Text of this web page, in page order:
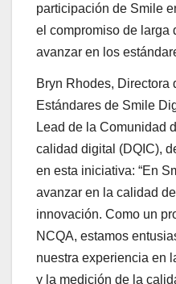
participación de Smile
el compromiso de larga
avanzar en los
Bryn Rhodes, Directora
Estándares de Smile
Lead de la Comunidad
calidad digital (DQIC),
en esta iniciativa: “En
avanzar en la calidad
innovación. Como un
NCQA, estamos
nuestra experiencia en
y la medición de la